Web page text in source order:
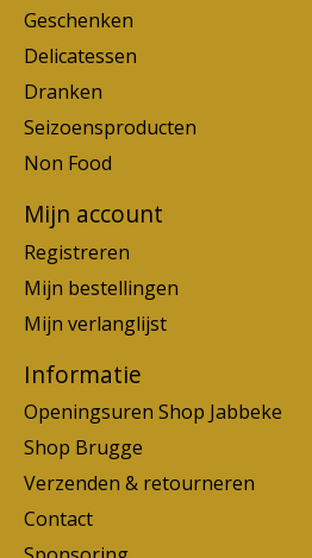
Geschenken
Delicatessen
Dranken
Seizoensproducten
Non Food
Mijn account
Registreren
Mijn bestellingen
Mijn verlanglijst
Informatie
Openingsuren Shop Jabbeke
Shop Brugge
Verzenden & retourneren
Contact